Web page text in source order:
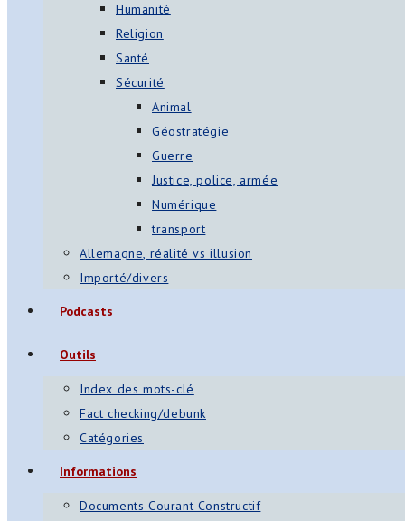
Humanité
Religion
Santé
Sécurité
Animal
Géostratégie
Guerre
Justice, police, armée
Numérique
transport
Allemagne, réalité vs illusion
Importé/divers
Podcasts
Outils
Index des mots-clé
Fact checking/debunk
Catégories
Informations
Documents Courant Constructif